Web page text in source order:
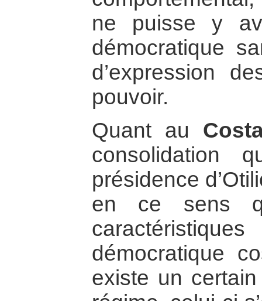
ne puisse y
démocratique
d’expression
pouvoir.
Quant au
présidence
en ce sens
démocratique
existe un